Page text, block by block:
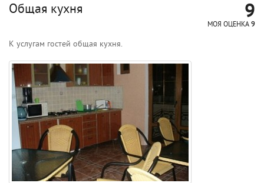
Общая кухня 9
МОЯ ОЦЕНКА 9
К услугам гостей общая кухня.